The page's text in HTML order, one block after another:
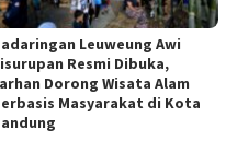
Leuweung Awi
Resmi Dibuka,
Dorong Wisata Alam
Masyarakat di Kota